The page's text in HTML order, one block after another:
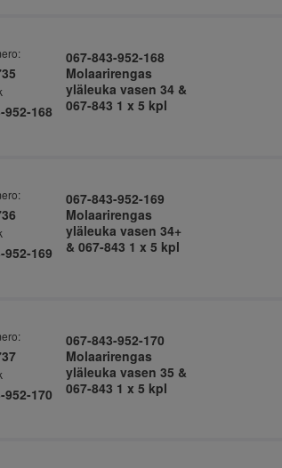
952-168
067-843-952-168
Molaarirengas
yläleuka vasen 34 &
067-843 1 x 5 kpl
952-169
067-843-952-169
Molaarirengas
yläleuka vasen 34+
& 067-843 1 x 5 kpl
952-170
067-843-952-170
Molaarirengas
yläleuka vasen 35 &
067-843 1 x 5 kpl